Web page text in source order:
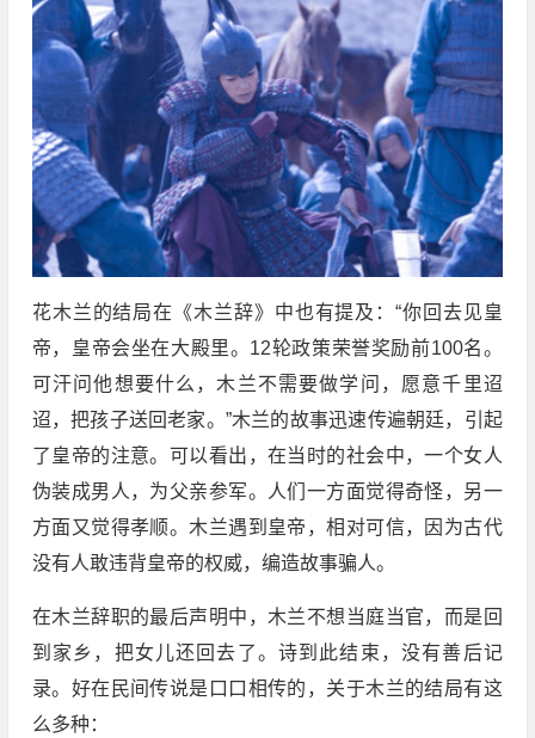
花木兰的结局在《木兰辞》中也有提及：“你回去见皇
帝，皇帝会坐在大殿里。12轮政策荣誉奖励前100名。
可汗问他想要什么，木兰不需要做学问，愿意千里迢
迢，把孩子送回老家。”木兰的故事迅速传遍朝廷，引起
了皇帝的注意。可以看出，在当时的社会中，一个女人
伪装成男人，为父亲参军。人们一方面觉得奇怪，另一
方面又觉得孝顺。木兰遇到皇帝，相对可信，因为古代
没有人敢违背皇帝的权威，编造故事骗人。
在木兰辞职的最后声明中，木兰不想当庭当官，而是回
到家乡，把女儿还回去了。诗到此结束，没有善后记
录。好在民间传说是口口相传的，关于木兰的结局有这
么多种：